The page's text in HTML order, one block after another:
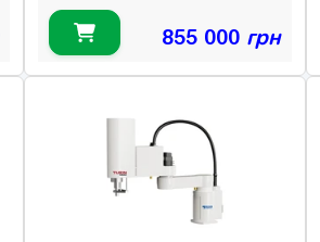
855 000 грн